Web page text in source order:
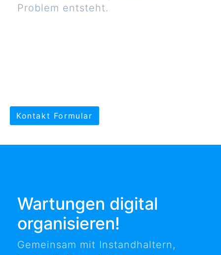
Problem entsteht.
Kontakt Formular
Wartungen digital
organisieren!
Gemeinsam mit Instandhaltern,